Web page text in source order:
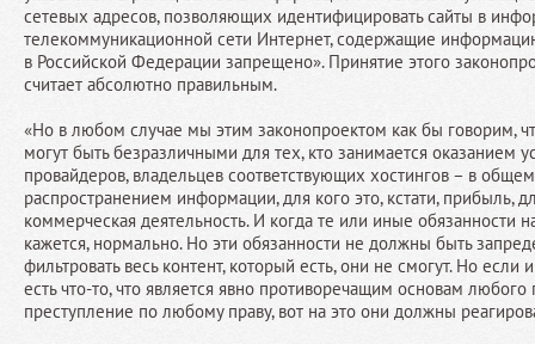
сетевых адресов, позволяющих идентифицировать сайты в
телекоммуникационной сети Интернет, содержащие
в Российской Федерации запрещено». Принятие этого
считает абсолютно правильным.
«Но в любом случае мы этим законопроектом как бы говорим,
могут быть безразличными для тех, кто занимается оказанием
провайдеров, владельцев соответствующих хостингов – в
распространением информации, для кого это, кстати, прибыль,
коммерческая деятельность. И когда те или иные обязанности
кажется, нормально. Но эти обязанности не должны быть
фильтровать весь контент, который есть, они не смогут. Но если
есть что-то, что является явно противоречащим основам любого
преступление по любому праву, вот на это они должны